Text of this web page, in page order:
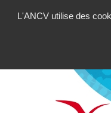
L'ANCV utilise des